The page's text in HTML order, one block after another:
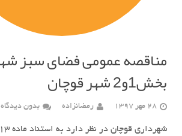
مناقصه عمومی فضای سبز
بخش1و2 شهر قوچان
28 مهر 1397 رمضانزاده بدون دیدگاه